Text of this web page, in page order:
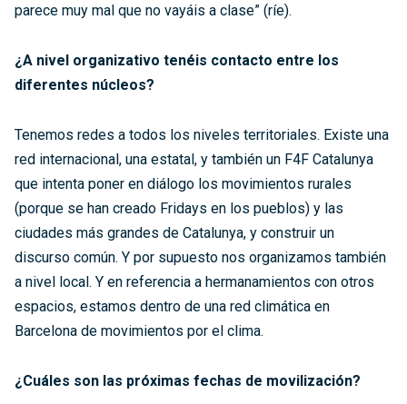
parece muy mal que no vayáis a clase” (ríe).
¿A nivel organizativo tenéis contacto entre los
diferentes núcleos?
Tenemos redes a todos los niveles territoriales. Existe una
red internacional, una estatal, y también un F4F Catalunya
que intenta poner en diálogo los movimientos rurales
(porque se han creado Fridays en los pueblos) y las
ciudades más grandes de Catalunya, y construir un
discurso común. Y por supuesto nos organizamos también
a nivel local. Y en referencia a hermanamientos con otros
espacios, estamos dentro de una red climática en
Barcelona de movimientos por el clima.
¿Cuáles son las próximas fechas de movilización?